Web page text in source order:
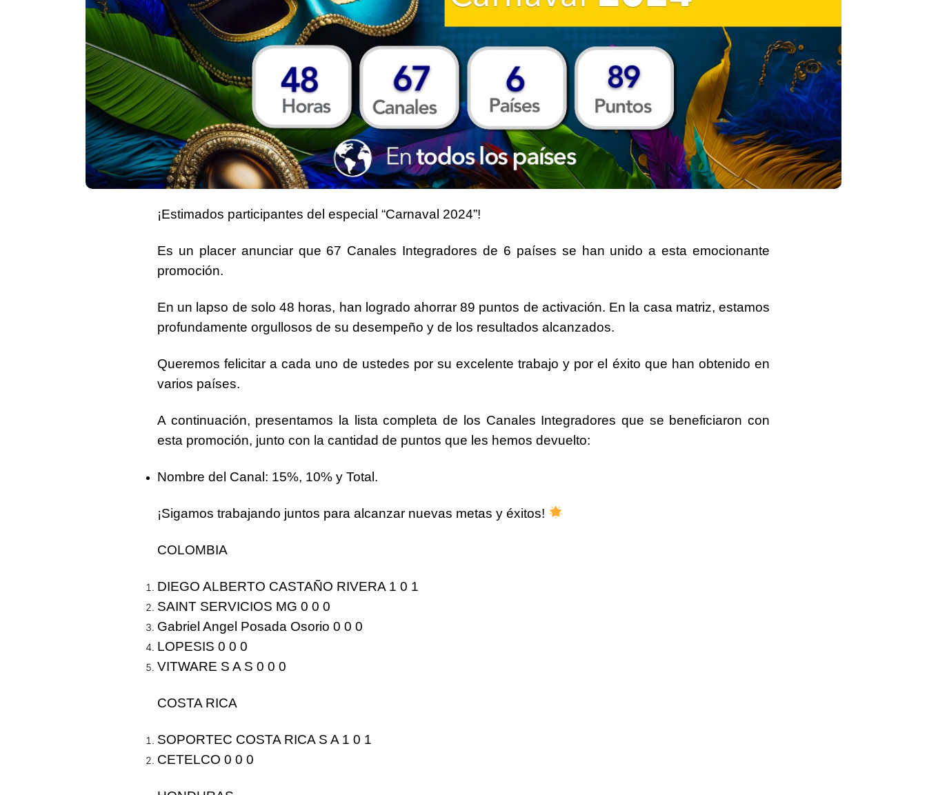
¡Estimados participantes del especial “Carnaval 2024”!
Es un placer anunciar que 67 Canales Integradores de 6 países se han unido a esta emocionante
promoción.
En un lapso de solo 48 horas, han logrado ahorrar89 puntos de activación. En la casa matriz, estamos
profundamente orgullosos de su desempeño y de los resultados alcanzados.
Queremos felicitar a cada uno de ustedes por su excelente trabajo y por el éxito que han obtenido en
varios países.
A continuación, presentamos la lista completa de los Canales Integradores que se beneficiaron con
esta promoción, junto con la cantidad de puntos que les hemos devuelto:
Nombre del Canal: 15%, 10% y Total.
¡Sigamos trabajando juntos para alcanzar nuevas metas y éxitos!
COLOMBIA
DIEGO ALBERTO CASTAÑO RIVERA 1 0 1
SAINT SERVICIOS MG 0 0 0
Gabriel Angel Posada Osorio 0 0 0
LOPESIS 0 0 0
VITWARE S A S 0 0 0
COSTA RICA
SOPORTEC COSTA RICA S A 1 0 1
CETELCO 0 0 0